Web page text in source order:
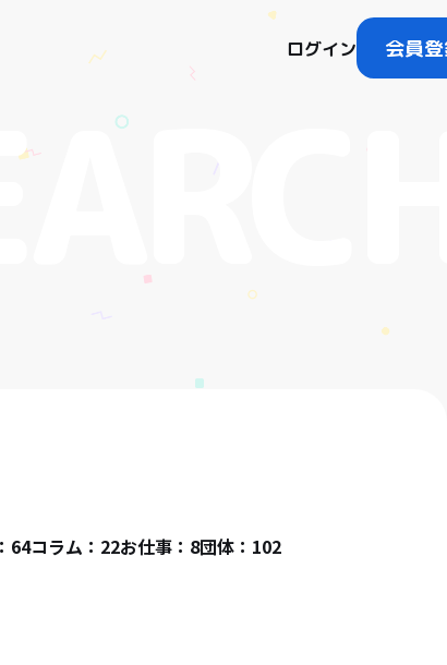
ログイン 会員
64コラム：22お仕事：8団体：102